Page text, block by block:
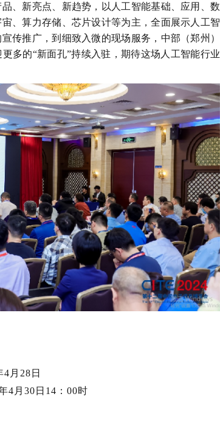
、新亮点、新趋势，以人工智能基础
应用、数
宙、算力存储、芯片设计等为主，全面展示人工智
传推广，到细致入微的现场服务， 中部（郑州）
多的“新面孔”持续入驻，期待这场 人工智能行业
4 月 28日
4 月 30日 14：00时